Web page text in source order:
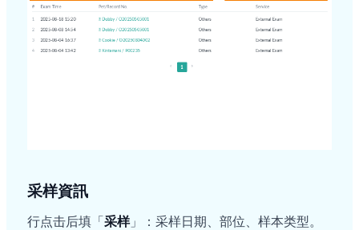
采样資訊
行点击后填「采样」：采样日期、部位、样本类型。